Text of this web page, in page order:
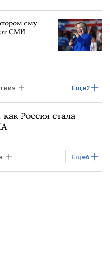
Трамп
ему
СМИ
Еще2
премия
Россия стала
Еще6
РФ